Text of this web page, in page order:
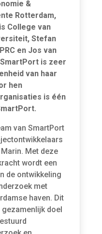
&
Rotterdam,
College van
Stefan
en Jos van
is zeer
van haar
hen
is één
van SmartPort
Met deze
wordt een
de ontwikkeling
met
haven. Dit
doel